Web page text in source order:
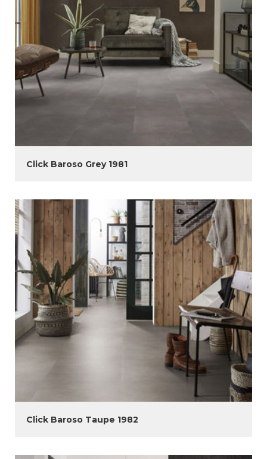
Click Baroso Grey 1981
Click Baroso Taupe 1982